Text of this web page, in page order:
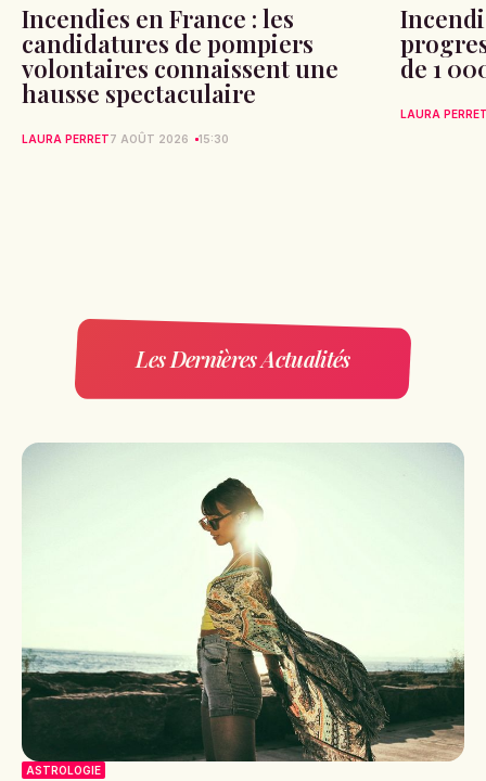
Incendies en France : les
candidatures de pompiers
volontaires connaissent une
hausse spectaculaire
LAURA PERRET7 AOÛT 2026 15:30
de 1
LAURA
Les Dernières Actualités
ASTROLOGIE